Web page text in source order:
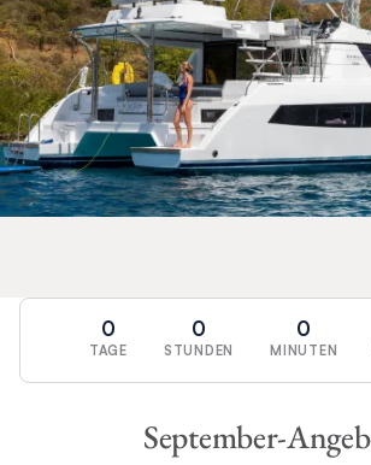
0
TAGE
0
STUNDEN
0
MINUTEN
September-